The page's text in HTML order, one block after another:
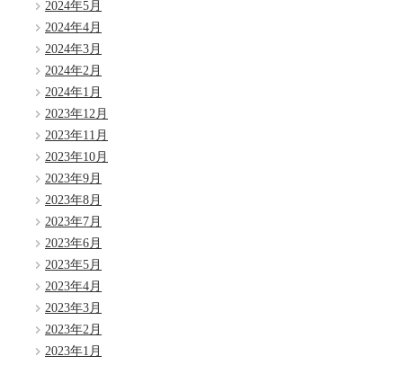
2024年5月
2024年4月
2024年3月
2024年2月
2024年1月
2023年12月
2023年11月
2023年10月
2023年9月
2023年8月
2023年7月
2023年6月
2023年5月
2023年4月
2023年3月
2023年2月
2023年1月